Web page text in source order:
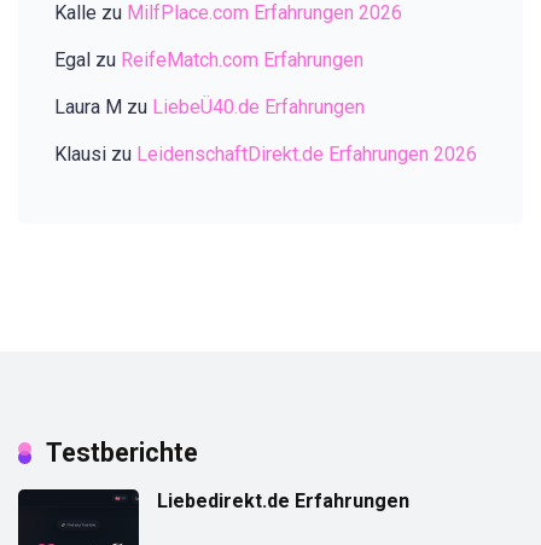
Kalle zu MilfPlace.com Erfahrungen 2026
Egal zu ReifeMatch.com Erfahrungen
Laura M zu LiebeÜ40.de Erfahrungen
Klausi zu LeidenschaftDirekt.de Erfahrungen 2026
Testberichte
Liebedirekt.de Erfahrungen